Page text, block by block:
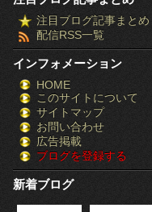
注目ブログ記事まとめ
配信RSS一覧
インフォメーション
HOME
このサイトについて
サイトマップ
お問い合わせ
広告掲載
ブログを登録する
新着ブログ